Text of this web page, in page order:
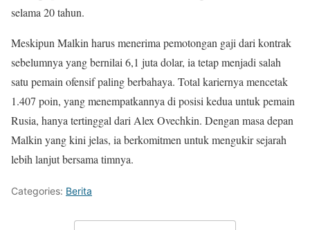
selama 20 tahun.
Meskipun Malkin harus menerima pemotongan gaji dari kontrak
sebelumnya yang bernilai 6,1 juta dolar, ia tetap menjadi salah
satu pemain ofensif paling berbahaya. Total kariernya mencetak
1.407 poin, yang menempatkannya di posisi kedua untuk pemain
Rusia, hanya tertinggal dari Alex Ovechkin. Dengan masa depan
Malkin yang kini jelas, ia berkomitmen untuk mengukir sejarah
lebih lanjut bersama timnya.
Categories: Berita